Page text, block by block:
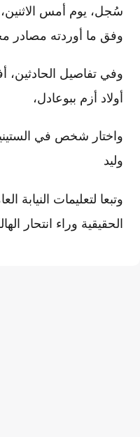
سُجل، يوم أمس الاثنين،
وفق ما أوردته مصادر
وفي تفاصيل
أولاد أزم ببوعادل،
واختار شخص في
وليد
وتبعا لتعليمات النيابة
الحقيقية وراء انتحار